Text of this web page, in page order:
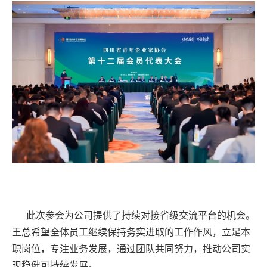
此次参会为公司提供了持续对接省级交流平台的机会。
王总希望全体员工继续保持务实进取的工作作风，立足本
职岗位，专注业务发展，通过团队共同努力，推动公司实